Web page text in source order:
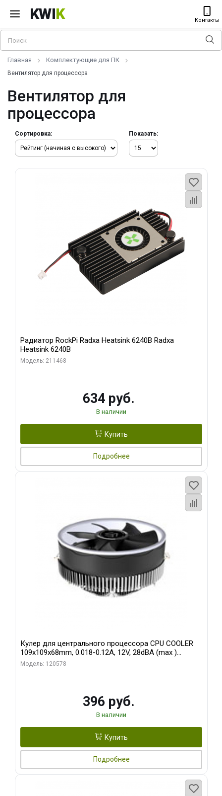
KWIK Контакты
Главная Комплектующие для ПК
Вентилятор для процессора
Вентилятор для
процессора
Сортировка: Показать:
Радиатор RockPi Radxa Heatsink 6240B Radxa
Heatsink 6240B
Модель: 211468
634 руб.
В наличии
Купить
Подробнее
Кулер для центрального процессора CPU COOLER
109x109x68mm, 0.018-0.12A, 12V, 28dBA (max )
+/-10%
Модель: 120578
396 руб.
В наличии
Купить
Подробнее